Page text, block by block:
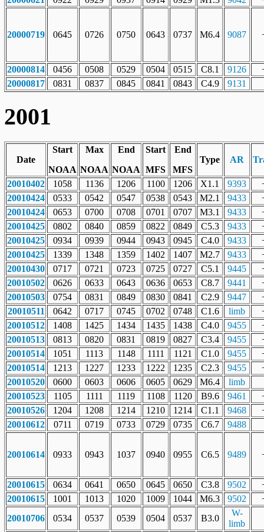
20000719 0645 0726 0750 0643 0737 M6.4 9087
20000814 0456 0508 0529 0504 0515 C8.1 9126
20000817
0831 0837 0845 0841 0843 C4.9 9131
2001
Date
Start
NOAA
Max
NOAA
End
NOAA
Start
MFS
End
MFS
Type AR
20010402 1058 1136 1206 1100 1206 X1.1 9393
20010424
0533 0542 0547 0538 0543 M2.1 9433
20010424
0653 0700 0708 0701 0707 M3.1 9433
20010425
0802 0840 0859 0822 0849 C5.3 9433
20010425
0934 0939 0944 0943 0945 C4.0 9433
20010425
1339 1348 1359 1402 1407 M2.7 9433
20010430
0717 0721 0723 0725 0727 C5.1 9445
20010502
0626 0633 0643 0636 0653 C8.7 9441
20010503
0754 0831 0849 0830 0841 C2.9 9447
20010511
0642 0717 0745 0702 0748 C1.6 limb
20010512
1408 1425 1434 1435 1438 C4.0 9455
20010513
0813 0820 0831 0819 0827 C3.4 9455
20010514
1051 1113 1148 1111 1121 C1.0 9455
20010514
1213 1227 1233 1222 1235 C2.3 9455
20010520
0600 0603 0606 0605 0629 M6.4
limb
20010523
1105 1111 1119 1108 1120 B9.6 9461
20010526
1204 1208 1214 1210 1214 C1.1 9468
20010612
0711 0719 0733 0729 0735 C6.7 9488
20010614 0933 0943 1037 0940 0955 C6.5 9489
20010615 0634 0641 0650 0645 0650 C3.8 9502
20010615
1001 1013 1020 1009 1044 M6.3 9502
20010706
0534 0537 0539 0504 0537 B3.0
W-
limb